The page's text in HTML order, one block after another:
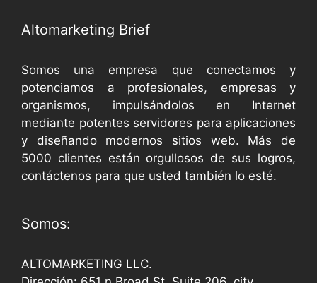
Altomarketing Brief
Somos una empresa que conectamos y
potenciamos a profesionales, empresas y
organismos, impulsándolos en Internet
mediante potentes servidores para aplicaciones
y diseñando modernos sitios web. Más de
5000 clientes están orgullosos de sus logros,
contáctenos para que usted también lo esté.
Somos:
ALTOMARKETING LLC.